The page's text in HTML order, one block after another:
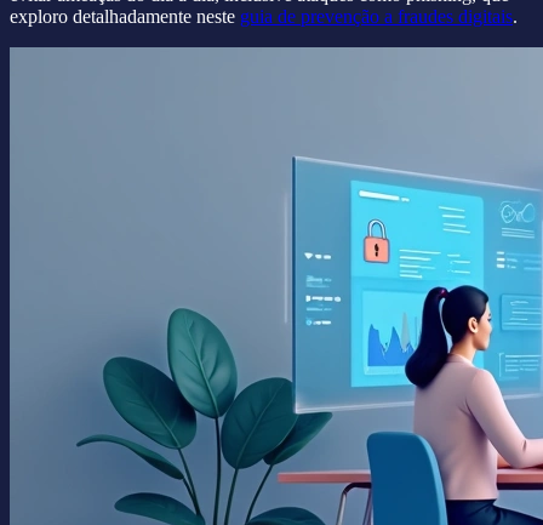
exploro detalhadamente neste guia de prevenção a fraudes digitais.